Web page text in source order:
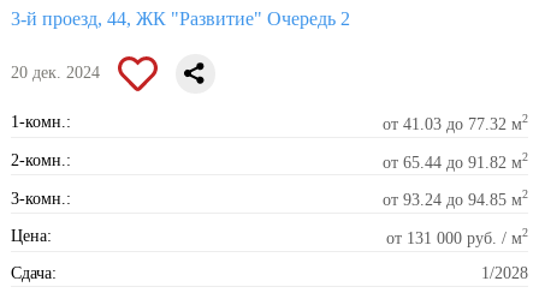
3-й проезд, 44, ЖК "Развитие" Очередь 2
20 дек. 2024
1-комн.: от 41.03 до 77.32 м2
2-комн.: от 65.44 до 91.82 м2
3-комн.: от 93.24 до 94.85 м2
Цена: от 131 000 руб. / м2
Сдача: 1/2028